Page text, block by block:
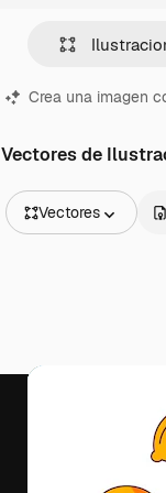
Crea una imagen
Vectores de
Vectores
Vídeos